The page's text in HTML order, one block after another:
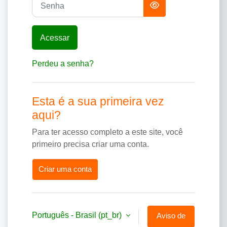
Acessar
Perdeu a senha?
Esta é a sua primeira vez
aqui?
Para ter acesso completo a este site, você
primeiro precisa criar uma conta.
Criar uma conta
Português - Brasil ‎(pt_br)‎
Aviso de